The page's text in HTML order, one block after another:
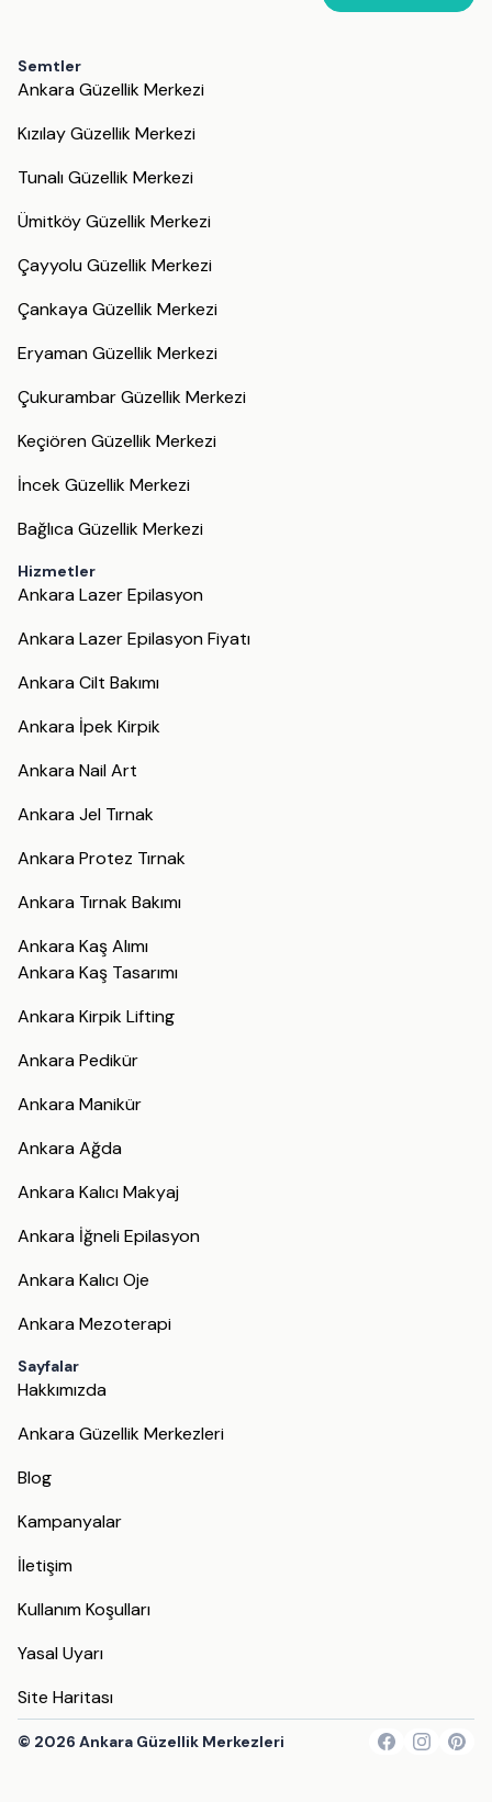
Semtler
Ankara Güzellik Merkezi
Kızılay Güzellik Merkezi
Tunalı Güzellik Merkezi
Ümitköy Güzellik Merkezi
Çayyolu Güzellik Merkezi
Çankaya Güzellik Merkezi
Eryaman Güzellik Merkezi
Çukurambar Güzellik Merkezi
Keçiören Güzellik Merkezi
İncek Güzellik Merkezi
Bağlıca Güzellik Merkezi
Hizmetler
Ankara Lazer Epilasyon
Ankara Lazer Epilasyon Fiyatı
Ankara Cilt Bakımı
Ankara İpek Kirpik
Ankara Nail Art
Ankara Jel Tırnak
Ankara Protez Tırnak
Ankara Tırnak Bakımı
Ankara Kaş Alımı
Ankara Kaş Tasarımı
Ankara Kirpik Lifting
Ankara Pedikür
Ankara Manikür
Ankara Ağda
Ankara Kalıcı Makyaj
Ankara İğneli Epilasyon
Ankara Kalıcı Oje
Ankara Mezoterapi
Sayfalar
Hakkımızda
Ankara Güzellik Merkezleri
Blog
Kampanyalar
İletişim
Kullanım Koşulları
Yasal Uyarı
Site Haritası
© 2026 Ankara Güzellik Merkezleri